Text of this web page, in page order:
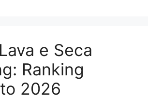
e Seca
Ranking
2026